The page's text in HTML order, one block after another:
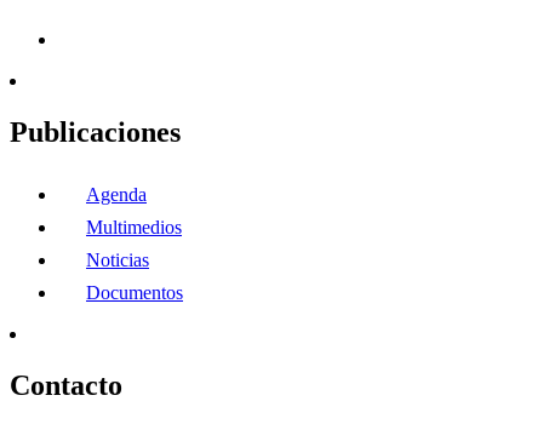
Publicaciones
Agenda
Multimedios
Noticias
Documentos
Contacto